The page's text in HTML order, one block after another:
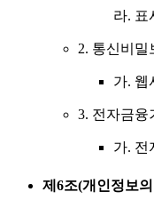
라. 표
2. 통신비밀
가. 웹
3. 전자금융
가. 전
제6조(개인정보